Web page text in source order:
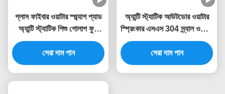
গ্লাস ফাইবার ওয়াটার স্প্ল্যাশ প্যাড
অ্যান্টি স্ট্যাটিক শিশু গোলাপ ফুল
ওয়াটার স্প্রে পার্ক
সেরা দাম পান
অ্যান্টি স্ট্যাটিক আউটডোর ওয়াটার
স্প্রিংকার এসএস 304 স্ন্যাল ওয়াটার
স্প্ল্যাশ খেলার মাঠ
সেরা দাম পান